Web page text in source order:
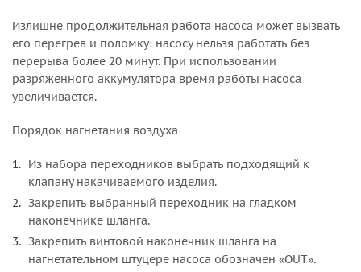
Излишне продолжительная работа насоса может вызвать
его перегрев и поломку: насосу нельзя работать без
перерыва более 20 минут. При использовании
разряженного аккумулятора время работы насоса
увеличивается.
Порядок нагнетания воздуха
Из набора переходников выбрать подходящий к
клапану накачиваемого изделия.
Закрепить выбранный переходник на гладком
наконечнике шланга.
Закрепить винтовой наконечник шланга на
нагнетательном штуцере насоса обозначен «OUT».